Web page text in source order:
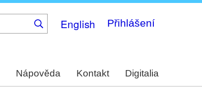
English Přihlášení
Nápověda Kontakt Digitalia